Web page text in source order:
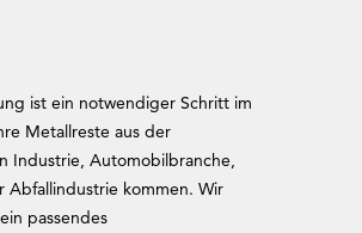
ist ein notwendiger Schritt im
Metallreste aus der
Industrie, Automobilbranche,
Abfallindustrie kommen. Wir
passendes